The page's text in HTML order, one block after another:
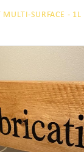
MULTI-SURFACE - 1L